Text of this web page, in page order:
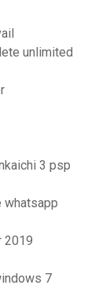
unlimited
3 psp
whatsapp
2019
7